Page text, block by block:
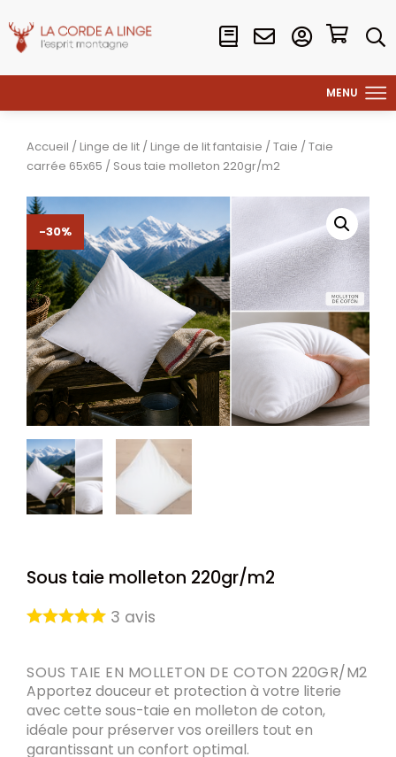
Accueil / Linge de lit / Linge de lit fantaisie /Taie /Taie
carrée 65x65 / Sous taie molleton 220gr/m2
-30%
Sous taie molleton 220gr/m2
3 avis
SOUS TAIE EN MOLLETON DE COTON 220GR/M2
Apportez douceur et protection à votre literie
avec cette sous-taie en molleton de coton,
idéale pour préserver vos oreillers tout en
garantissant un confort optimal.